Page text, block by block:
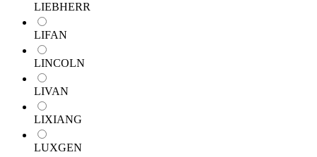
LIEBHERR
LIFAN
LINCOLN
LIVAN
LIXIANG
LUXGEN